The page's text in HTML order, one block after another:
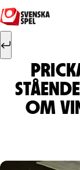
Hoppa till innehåll
Sök efter:
OM